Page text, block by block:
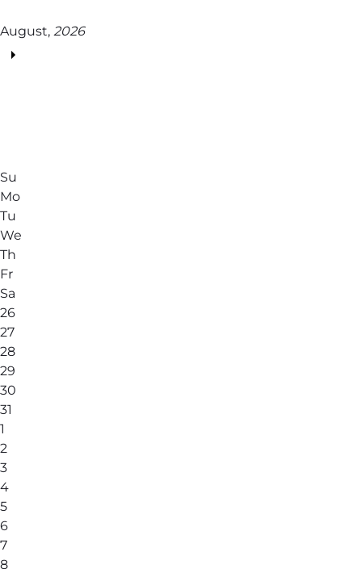
August, 2026
Su
Mo
Tu
We
Th
Fr
Sa
26
27
28
29
30
31
1
2
3
4
5
6
7
8